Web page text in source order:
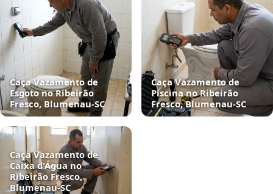
Caça Vazamento de
Esgoto no Ribeirão
Fresco, Blumenau‑SC
Caça Vazamento de
Piscina no Ribeirão
Fresco, Blumenau‑SC
Caça Vazamento de
Caixa d'Água no
Ribeirão Fresco,
Blumenau‑SC